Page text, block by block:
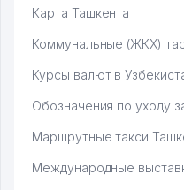
Карта Ташкента
Коммунальные (ЖКХ)
Курсы валют в
Обозначения по уходу
Маршрутные такси
Международные